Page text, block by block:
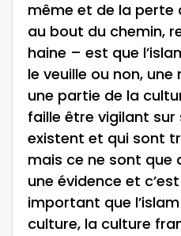
même et de la perte
au bout du chemin,
haine – est que
le veuille ou non,
une partie de la
faille être vigilant sur
existent et qui sont
mais ce ne sont que
une évidence et
important que
culture, la culture